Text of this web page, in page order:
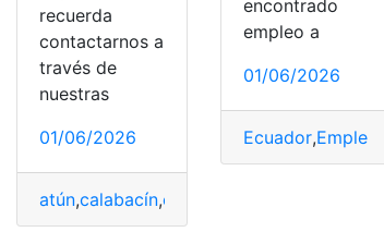
recuerda
contactarnos a
través de
nuestras
01/06/2026
atún,calabacín,crujiente
encontrado
empleo a
01/06/2026
Ecuador,Empleo